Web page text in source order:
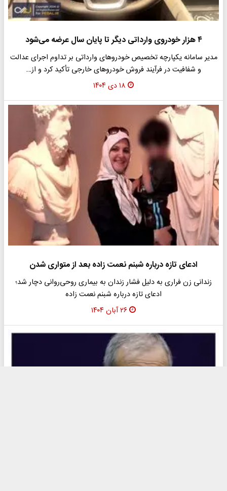
۴ هزار خودروی وارداتی دیگر تا پایان سال عرضه می‌شود
مدیر سامانه یکپارچه تخصیص خودروهای وارداتی بر تداوم اجرای عدالت
و شفافیت در فرآیند فروش خودروهای خارجی تأکید کرد و از…
۱۸ دی ۱۴۰۴
ادعای تازه درباره شبنم نعمت زاده بعد از متواری شدن
زندانی زن فراری به دلیل فشار زندان به بیماری روحی‌روانی دچار شد؛
ادعای تازه درباره شبنم نعمت زاده
۲۶ آبان ۱۴۰۴